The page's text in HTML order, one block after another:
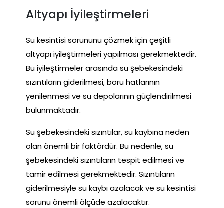
Altyapı İyileştirmeleri
Su kesintisi sorununu çözmek için çeşitli
altyapı iyileştirmeleri yapılması gerekmektedir.
Bu iyileştirmeler arasında su şebekesindeki
sızıntıların giderilmesi, boru hatlarının
yenilenmesi ve su depolarının güçlendirilmesi
bulunmaktadır.
Su şebekesindeki sızıntılar, su kaybına neden
olan önemli bir faktördür. Bu nedenle, su
şebekesindeki sızıntıların tespit edilmesi ve
tamir edilmesi gerekmektedir. Sızıntıların
giderilmesiyle su kaybı azalacak ve su kesintisi
sorunu önemli ölçüde azalacaktır.